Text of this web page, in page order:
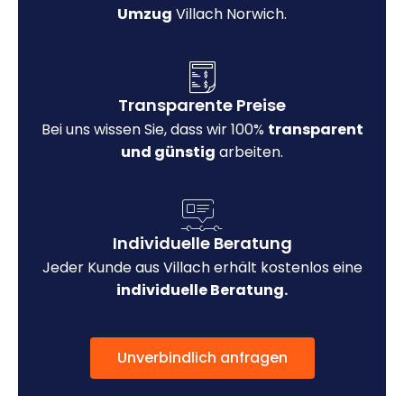
Umzug Villach Norwich.
Transparente Preise
Bei uns wissen Sie, dass wir 100% transparent
und günstig arbeiten.
Individuelle Beratung
Jeder Kunde aus Villach erhält kostenlos eine
individuelle Beratung.
Unverbindlich anfragen